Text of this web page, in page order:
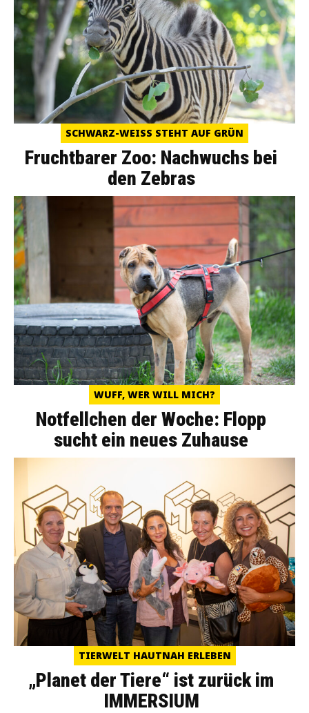
SCHWARZ-WEISS STEHT AUF GRÜN
Fruchtbarer Zoo: Nachwuchs bei
den Zebras
WUFF, WER WILL MICH?
Notfellchen der Woche: Flopp
sucht ein neues Zuhause
TIERWELT HAUTNAH ERLEBEN
„Planet der Tiere“ ist zurück im
IMMERSIUM